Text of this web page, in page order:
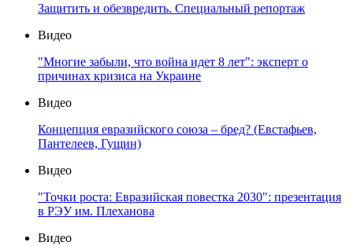
Защитить и обезвредить. Специальный репортаж
Видео
"Многие забыли, что война идет 8 лет": эксперт о
причинах кризиса на Украине
Видео
Концепция евразийского союза – бред? (Евстафьев,
Пантелеев, Гущин)
Видео
"Точки роста: Евразийская повестка 2030": презентация
в РЭУ им. Плеханова
Видео